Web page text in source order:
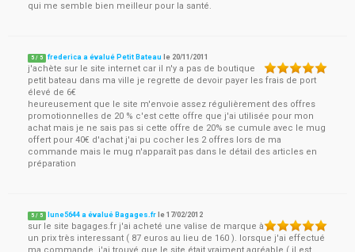
qui me semble bien meilleur pour la santé.
5 / 5 frederica a évalué Petit Bateau le 20/11/2011
j'achète sur le site internet car il n'y a pas de boutique
petit bateau dans ma ville je regrette de devoir payer les frais de port
élevé de 6€
heureusement que le site m'envoie assez régulièrement des offres
promotionnelles de 20 % c'est cette offre que j'ai utilisée pour mon
achat mais je ne sais pas si cette offre de 20% se cumule avec le mug
offert pour 40€ d'achat j'ai pu cocher les 2 offres lors de ma
commande mais le mug n'apparaît pas dans le détail des articles en
préparation
5 / 5 lune5644 a évalué Bagages.fr le17/02/2012
sur le site bagages.fr j'ai acheté une valise de marque à
un prix très interessant ( 87 euros au lieu de 160 ). lorsque j'ai effectué